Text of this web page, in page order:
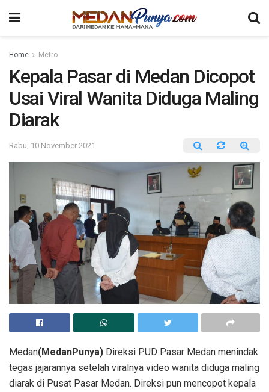
Home Metro
Kepala Pasar di Medan Dicopot
Usai Viral Wanita Diduga Maling
Diarak
Rabu, 10 November 2021
Medan(MedanPunya) Direksi PUD Pasar Medan menindak
tegas jajarannya setelah viralnya video wanita diduga maling
diarak di Pusat Pasar Medan. Direksi pun mencopot kepala